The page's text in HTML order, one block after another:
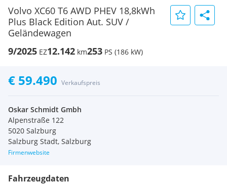
Volvo XC60 T6 AWD PHEV 18,8kWh
Plus Black Edition Aut. SUV /
Geländewagen
9/2025 EZ12.142 km253 PS (186 kW)
€ 59.490 Verkaufspreis
Oskar Schmidt Gmbh
Alpenstraße 122
5020 Salzburg
Salzburg Stadt, Salzburg
Firmenwebsite
Fahrzeugdaten